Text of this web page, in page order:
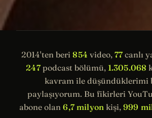
2014'ten beri854 video, 77canlı
247podcast bölümü, 1.305.068
kavram ile düşündüklerimi
paylaşıyorum. Bu fikirleri
abone olan6,7 milyon kişi, 999